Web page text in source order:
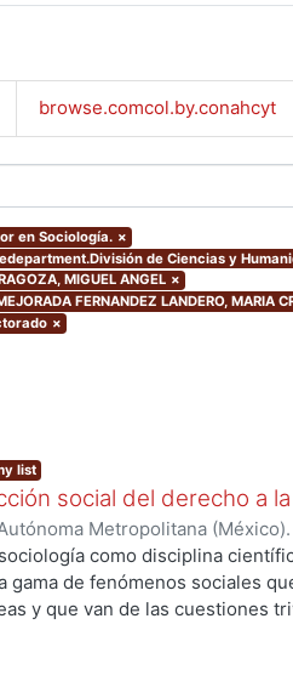
browse.comcol.by.conahcyt
en Sociología. ×
de Ciencias y
MIGUEL ANGEL ×
FERNANDEZ LANDERO, MARIA
×
list
social del derecho a
Metropolitana
Información., 2013-12)
como disciplina
gama de fenómenos sociales
y que van de las cuestiones